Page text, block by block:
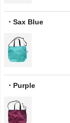
Sax Blue
Purple